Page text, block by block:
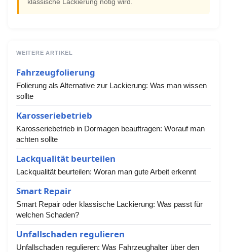
klassische Lackierung nötig wird.
WEITERE ARTIKEL
Fahrzeugfolierung
Folierung als Alternative zur Lackierung: Was man wissen
sollte
Karosseriebetrieb
Karosseriebetrieb in Dormagen beauftragen: Worauf man
achten sollte
Lackqualität beurteilen
Lackqualität beurteilen: Woran man gute Arbeit erkennt
Smart Repair
Smart Repair oder klassische Lackierung: Was passt für
welchen Schaden?
Unfallschaden regulieren
Unfallschaden regulieren: Was Fahrzeughalter über den